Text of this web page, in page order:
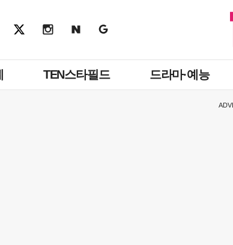
TEN스타필드 드라마·예능